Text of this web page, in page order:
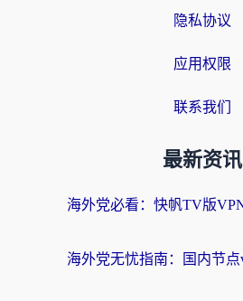
隐私协议
应用权限
联系我们
最新资讯